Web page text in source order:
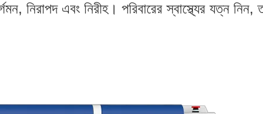
নিরাপদ এবং নিরীহ। পরিবারের স্বাস্থ্যের যত্ন